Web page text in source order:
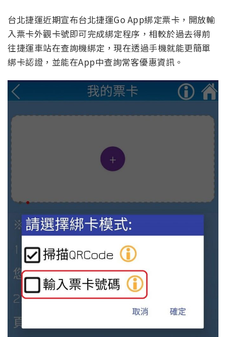
台北捷運近期宣布台北捷運Go App綁定票卡，開放輸
入票卡外觀卡號即可完成綁定程序，相較於過去得前
往捷運車站在查詢機綁定，現在透過手機就能更簡單
綁卡認證，並能在App中查詢常客優惠資訊。